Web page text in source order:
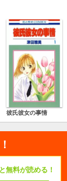
彼氏彼女の事情
無料が読める！